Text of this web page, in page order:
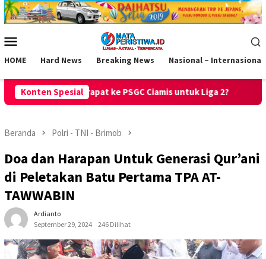
Loncat
ke
Mobile
HOME Hard News Breaking News Nasional – Internasional
Konten Spesial
Ciamis untuk Liga 2? Raih Predikat Sangat Baik, PPID
Beranda Polri - TNI - Brimob
Doa dan Harapan Untuk Generasi Qur’ani
di Peletakan Batu Pertama TPA AT-
TAWWABIN
Ardianto
September 29, 2024
246 Dilihat